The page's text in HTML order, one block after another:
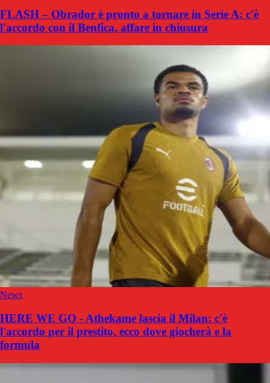
FLASH – Obrador è pronto a tornare in Serie A: c'è
l'accordo con il Benfica, affare in chiusura
News
HERE WE GO - Athekame lascia il Milan: c'è
l'accordo per il prestito, ecco dove giocherà e la
formula